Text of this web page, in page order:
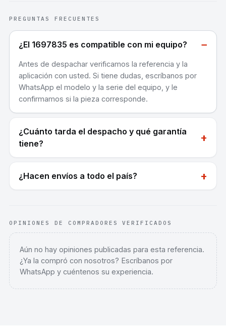
PREGUNTAS FRECUENTES
¿El 1697835 es compatible con mi equipo? −
Antes de despachar verificamos la referencia y la
aplicación con usted. Si tiene dudas, escríbanos por
WhatsApp el modelo y la serie del equipo, y le
confirmamos si la pieza corresponde.
¿Cuánto tarda el despacho y qué garantía
tiene?
+
¿Hacen envíos a todo el país? +
OPINIONES DE COMPRADORES VERIFICADOS
Aún no hay opiniones publicadas para esta referencia.
¿Ya la compró con nosotros? Escríbanos por
WhatsApp y cuéntenos su experiencia.